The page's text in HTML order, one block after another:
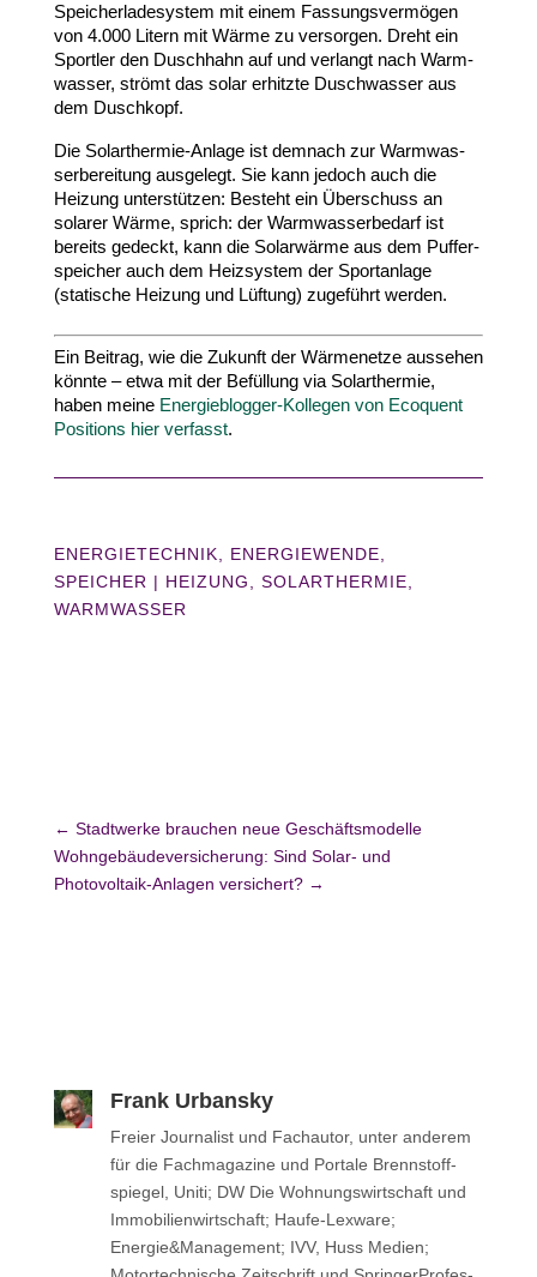
Speicherladesystem mit einem Fassungs­ver­mögen
von 4.000Litern mit Wärme zu versorgen. Dreht ein
Sportler den Duschhahn auf und verlangt nach Warm­
wasser, strömt das solar erhitzte Dusch­wasser aus
dem Duschkopf.
Die Solarthermie-​Anlage ist demnach zur Warm­was­
ser­be­reitung ausgelegt. Sie kann jedoch auch die
Heizung unter­stützen: Besteht ein Über­schuss an
solarer Wärme, sprich: der Warm­was­ser­bedarf ist
bereits gedeckt, kann die Solar­wärme aus dem Puffer­
speicher auch dem Heiz­system der Sport­anlage
(statische Heizung und Lüftung) zugeführt werden.
Ein Beitrag, wie die Zukunft der Wärme­netze aus­sehen
könnte – etwa mit der Befüllung via Solar­thermie,
haben meine Energieblogger-​Kollegen von Ecoquent
Positions hier ver­fasst.
ENERGIETECHNIK, ENERGIEWENDE,
SPEICHER | HEIZUNG
SOLARTHERMIE
WARMWASSER
← Stadtwerke brauchen neue Geschäftsmodelle
Wohngebäudeversicherung: Sind Solar- und
Photovoltaik-Anlagen versichert?→
Frank Urbansky
Freier Jour­na­list und Fach­au­tor, unter anderem
für die Fach­ma­ga­zine und Portale Brenn­stoff­
spie­gel, Uniti; DW Die Woh­nungs­wirt­schaft und
Immo­bi­li­en­wirt­schaft; Haufe-Lexware;
Energie&Management; IVV, Huss Medien;